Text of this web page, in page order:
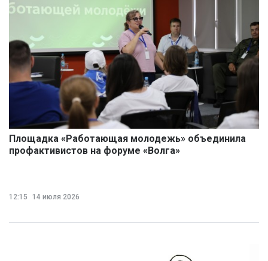
Площадка «Работающая молодежь» объединила
профактивистов на форуме «Волга»
12:15 14 июля 2026